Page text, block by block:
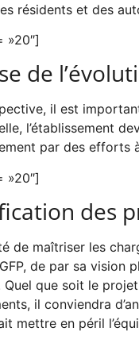
résidents et des
»20″]
de
il est
l’établissement
par des efforts
»20″]
des
de maîtriser les
de par sa vision
que soit le
il conviendra
mettre en péril